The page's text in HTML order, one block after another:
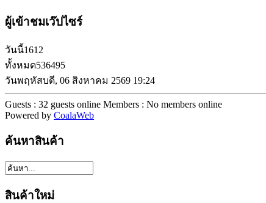
ผู้เข้าชมเว๊ปไซร์
วันนี้1612
ทั้งหมด536495
วันพฤหัสบดี, 06 สิงหาคม 2569 19:24
Guests : 32 guests online Members : No members online
Powered by CoalaWeb
ค้นหาสินค้า
สินค้าใหม่